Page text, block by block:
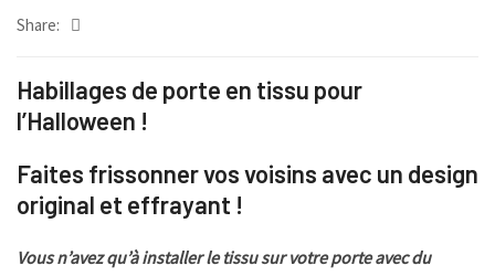
Share:
Habillages de porte en tissu pour
l’Halloween !
Faites frissonner vos voisins avec un design
original et effrayant !
Vous n’avez qu’à installer le tissu sur votre porte avec du